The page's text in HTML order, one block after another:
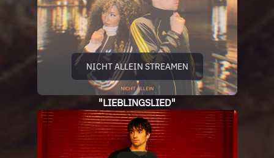
NICHT ALLEIN STREAMEN
"LIEBLINGSLIED"